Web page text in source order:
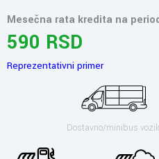
Mesečna rata kredita na
590 RSD
Reprezentativni primer
Dostavno/minibus